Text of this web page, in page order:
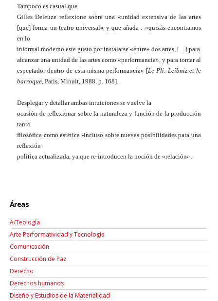
Tampoco es casual que
Gilles Deleuze reflexione sobre una «unidad extensiva de las artes
[que] forma un teatro universal» y que añada : «quizás encontramos
en lo
informal moderno este gusto por instalarse «entre» dos artes, […] para
alcanzar una unidad de las artes como «performancia», y para tomar al
espectador dentro de esta misma performancia» [Le Pli. Leibniz et le
barroque , Paris, Minuit, 1988, p. 168].
Desplegar y detallar ambas intuiciones se vuelve la
ocasión de reflexionar sobre la naturaleza y función de la producción
tanto
filosófica como estética -incluso sobre nuevas posibilidades para una
reflexión
política actualizada, ya que re-introducen la noción de «relación».
Áreas
A/Teología
Arte Performatividad y Tecnología
Comunicación
Construcción de Paz
Derecho
Derechos humanos
Diseño y Estudios de la Materialidad